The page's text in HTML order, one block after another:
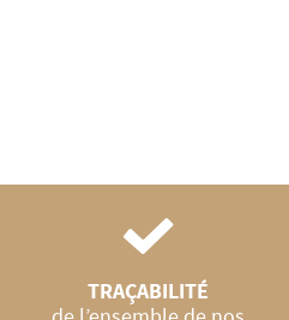
TRAÇABILITÉ